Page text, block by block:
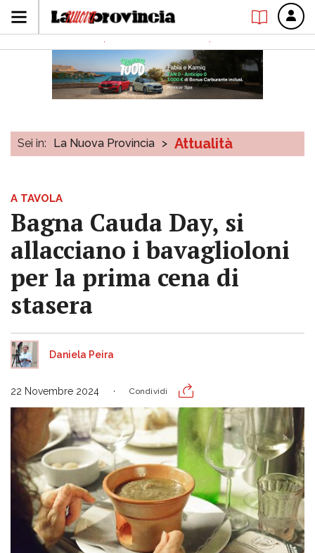
Sei in: La Nuova Provincia > Attualità
A TAVOLA
Bagna Cauda Day, si
allacciano i bavaglioloni
per la prima cena di
stasera
Daniela Peira
22 Novembre 2024 Condividi